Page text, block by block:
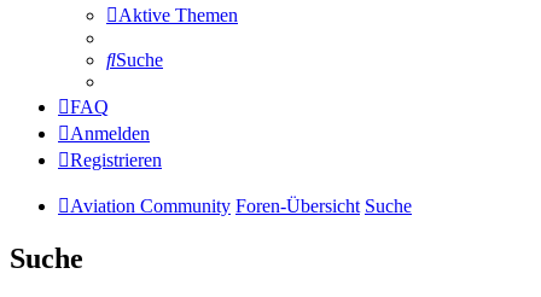
Aktive Themen
Suche
FAQ
Anmelden
Registrieren
Aviation Community Foren-Übersicht Suche
Suche